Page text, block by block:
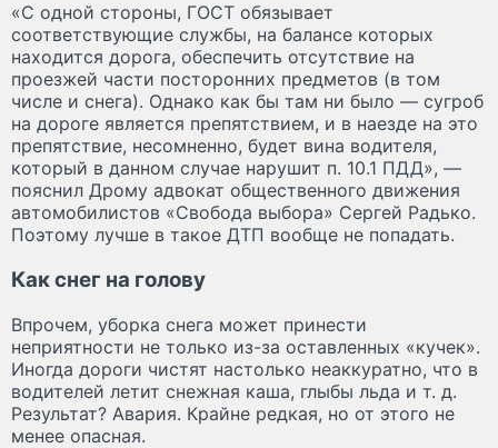
«С одной стороны, ГОСТ обязывает
соответствующие службы, на балансе которых
находится дорога, обеспечить отсутствие на
проезжей части посторонних предметов (в том
числе и снега). Однако как бы там ни было — сугроб
на дороге является препятствием, и в наезде на это
препятствие, несомненно, будет вина водителя,
который в данном случае нарушит п. 10.1 ПДД», —
пояснил Дрому адвокат общественного движения
автомобилистов «Свобода выбора» Сергей Радько.
Поэтому лучше в такое ДТП вообще не попадать.
Как снег на голову
Впрочем, уборка снега может принести
неприятности не только из-за оставленных «кучек».
Иногда дороги чистят настолько неаккуратно, что в
водителей летит снежная каша, глыбы льда и т. д.
Результат? Авария. Крайне редкая, но от этого не
менее опасная.